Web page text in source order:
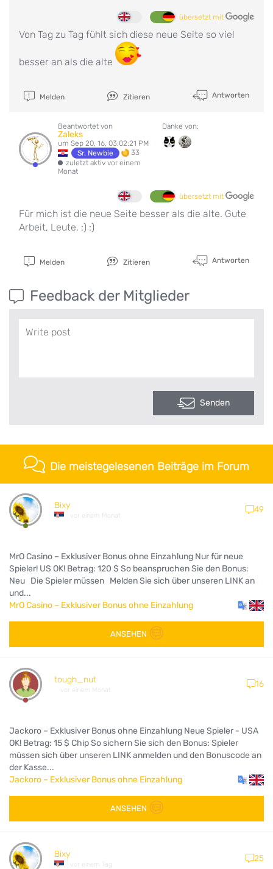
übersetzt mit
Von Tag zu Tag fühlt sich diese neue Seite so viel
besser an als die alte
Melden Zitieren Antworten
Beantwortet von
Zaleks
um Sep 20, 16, 03:02:21 PM
Sr. Newbie
33
zuletzt aktiv vor einem
Monat
Danke von:
übersetzt mit
Für mich ist die neue Seite besser als die alte. Gute
Arbeit, Leute. :) :)
Melden Zitieren Antworten
Feedback der Mitglieder
Senden
Die meistegelesenen Beiträge im Forum
Bixy
vor einem Monat
49
MrO Casino – Exklusiver Bonus ohne Einzahlung Nur für neue
Spieler! US OK! Betrag: 120 $ So beanspruchen Sie den Bonus:
Neu Die Spieler müssen Melden Sie sich über unseren LINK an
und...
MrO Casino – Exklusiver Bonus ohne Einzahlung
ANSEHEN
tough_nut
vor einem Monat
16
Jackoro – Exklusiver Bonus ohne Einzahlung Neue Spieler - USA
OK! Betrag: 15 $ Chip So sichern Sie sich den Bonus: Spieler
müssen sich über unseren LINK anmelden und den Bonuscode an
der Kasse...
Jackoro – Exklusiver Bonus ohne Einzahlung
ANSEHEN
Bixy
vor einem Tag
25